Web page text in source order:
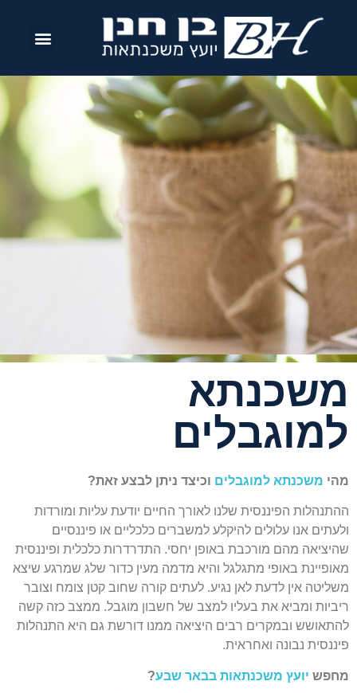
משכנתא
למוגבלים
מהי משכנתא למוגבלים וכיצד ניתן לבצע זאת?
ההתנהלות הפיננסית שלנו לאורך החיים יודעת עליות ומורדות
ולעתים אנו עלולים להיקלע למשברים כלכליים או פיננסיים
שהיציאה מהם מורכבת באופן יחסי. התדרדרות כלכלית ופיננסית
מאופיינת באופי מתגלגל והיא מדמה מעין כדור שלג שמרגע שיצא
משליטה אין לדעת לאן נגיע. לעתים קורה שחוב קטן צומח וצובר
ריביות ומביא את בעליו למצב של חשבון מוגבל. ממצב כזה קשה
להתאושש ובמקרים רבים היציאה ממנו דורשת גם היא התנהלות
פיננסית נבונה ואחראית.
מחפש יועץ משכנתאות בבאר שבע?